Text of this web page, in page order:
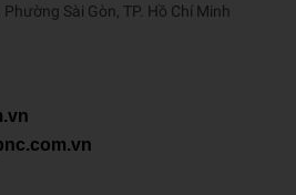
Sài Gòn, TP. Hồ Chí Minh